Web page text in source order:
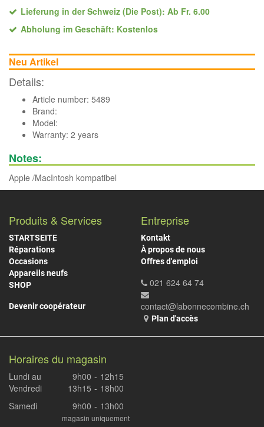
Lieferung in der Schweiz (Die Post): Ab Fr. 6.00
Abholung im Geschäft: Kostenlos
Neu Artikel
Details:
Article number: 5489
Brand:
Model:
Warranty: 2 years
Notes:
Apple /MacIntosh kompatibel
Produits & Services
STARTSEITE
Réparations
Occasions
Appareils neufs
SHOP
Devenir coopérateur
Entreprise
Kontakt
À propos de nous
Offres d'emploi
021 624 64 74
contact@labonnecombine.ch
Plan d'accès
Horaires du magasin
Lundi au
Vendredi
9h00
13h15
-
-
12h15
18h00
Samedi
9h00 - 13h00
magasin uniquement